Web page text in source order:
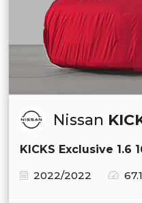
Nissan
KICKS Exclusive 1.6
2022/2022